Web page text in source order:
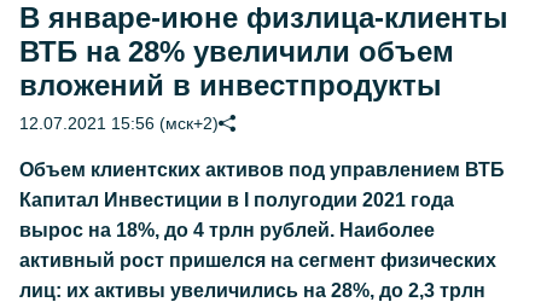
В январе-июне физлица-клиенты
ВТБ на 28% увеличили объем
вложений в инвестпродукты
12.07.2021 15:56 (мск+2)
Объем клиентских активов под управлением ВТБ
Капитал Инвестиции в I полугодии 2021 года
вырос на 18%, до 4 трлн рублей. Наиболее
активный рост пришелся на сегмент физических
лиц: их активы увеличились на 28%, до 2,3 трлн